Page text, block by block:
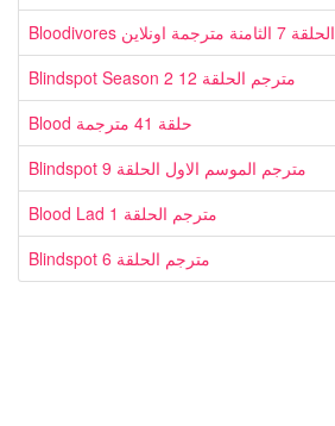
Bloodivores الحلقة 7 الثامنة مترجمة اونلاين
Blindspot Season 2 مترجم الحلقة 12
Blood حلقة 41 مترجمة
Blindspot مترجم الموسم الاول الحلقة 9
Blood Lad مترجم الحلقة 1
Blindspot مترجم الحلقة 6